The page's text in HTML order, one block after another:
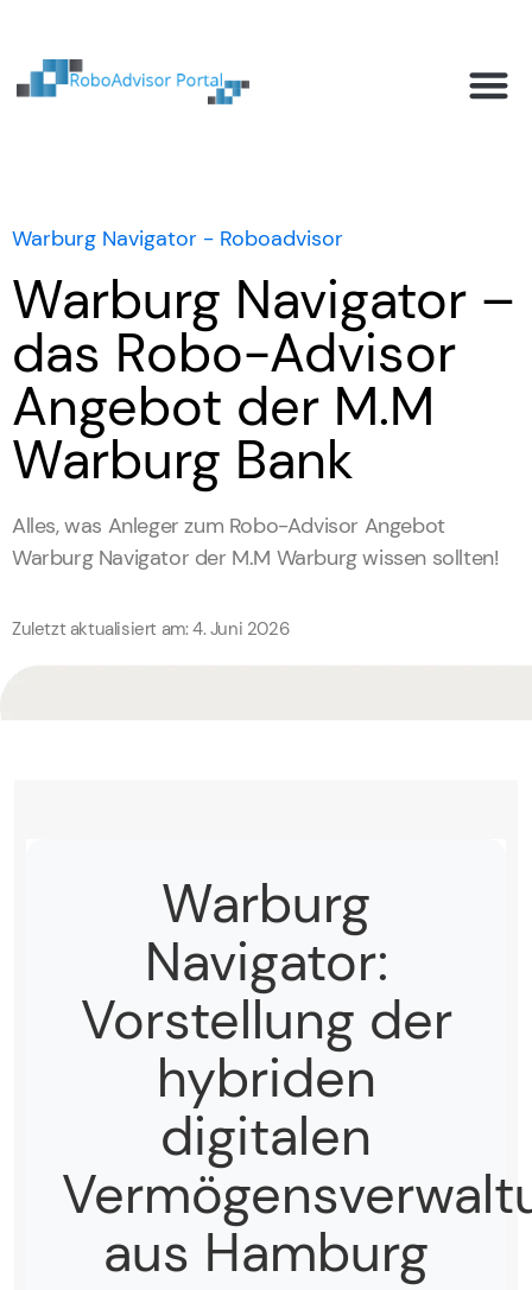
Warburg Navigator - Roboadvisor
Warburg Navigator –
das Robo-Advisor
Angebot der M.M
Warburg Bank
Alles, was Anleger zum Robo-Advisor Angebot
Warburg Navigator der M.M Warburg wissen sollten!
Zuletzt aktualisiert am: 4. Juni 2026
Warburg
Navigator:
Vorstellung der
hybriden
digitalen
aus Hamburg